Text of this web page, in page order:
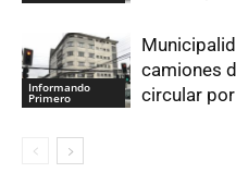
Informando
Primero
camiones
circular